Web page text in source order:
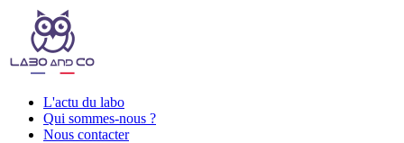
L'actu du labo
Qui sommes-nous ?
Nous contacter